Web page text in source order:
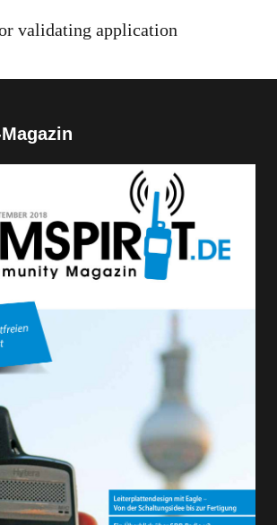
validating application